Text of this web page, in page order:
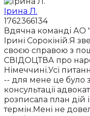
Ірина Л.
1762366134
Вдячна команді АО
Ірині Сорокіній.Я
своєю справою з
СВІДОЦТВА про
Німеччині.Усі
-- для мене це було
консультації
розписала план
термін.Мені не